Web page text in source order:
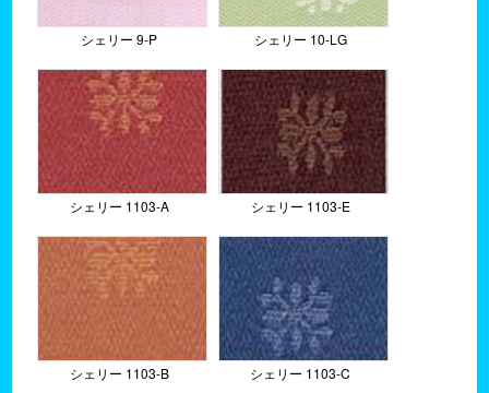
シェリー 9-P シェリー 10-LG
シェリー 1103-A シェリー 1103-E
シェリー 1103-B シェリー 1103-C